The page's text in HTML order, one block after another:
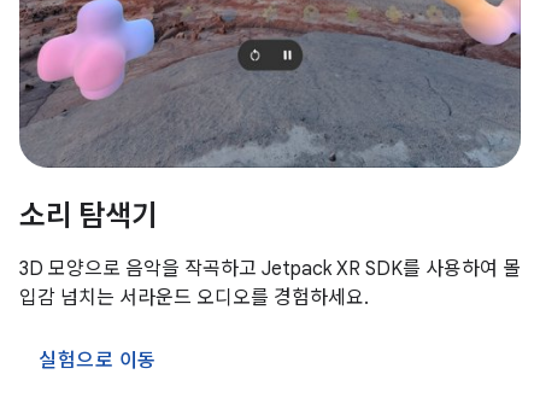
소리 탐색기
3D 모양으로 음악을 작곡하고 Jetpack XR SDK를 사용하여 몰
입감 넘치는 서라운드 오디오를 경험하세요.
실험으로 이동